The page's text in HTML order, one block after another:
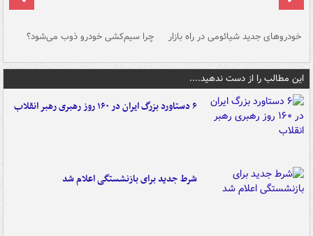
خودروهای جدید شیائومی در راه بازار چرا سیم‌کشی خودرو ذوب می‌شود؟
این مطالب را از دست ندهید....
۶ دستاورد بزرگ ایران در ۱۶۰ روز رهبری رهبر انقلاب
شرط جدید برای بازنشستگی اعلام شد